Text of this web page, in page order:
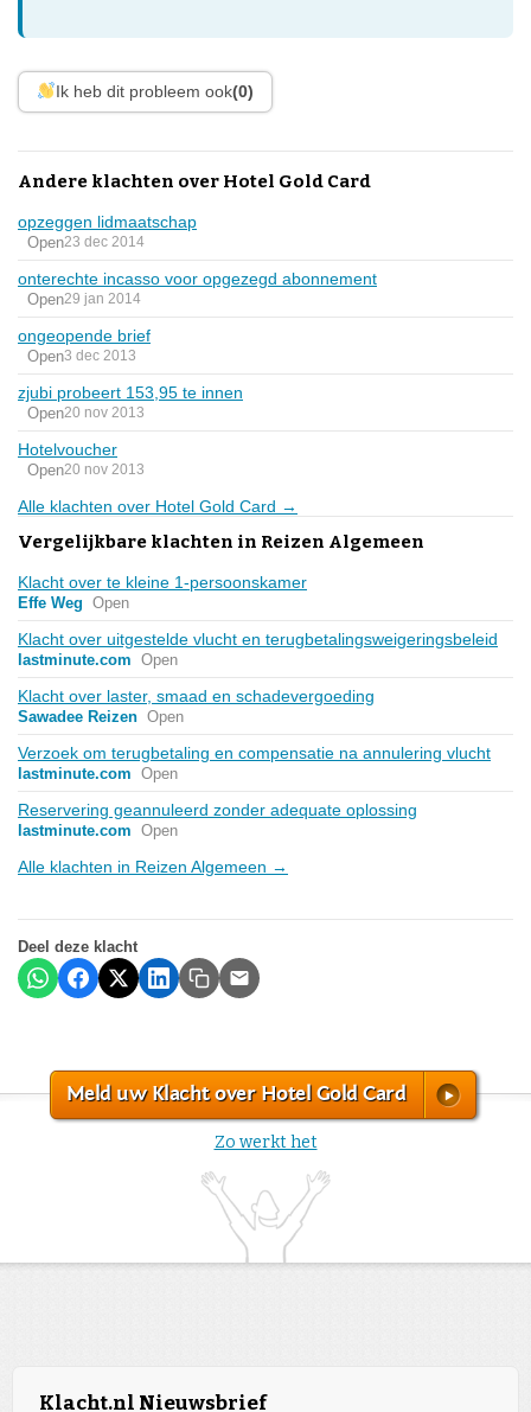
Ik heb dit probleem ook(0)
Andere klachten over Hotel Gold Card
opzeggen lidmaatschap
Open23 dec 2014
onterechte incasso voor opgezegd abonnement
Open29 jan 2014
ongeopende brief
Open3 dec 2013
zjubi probeert 153,95 te innen
Open20 nov 2013
Hotelvoucher
Open20 nov 2013
Alle klachten over Hotel Gold Card →
Vergelijkbare klachten in Reizen Algemeen
Klacht over te kleine 1-persoonskamer
Effe Weg Open
Klacht over uitgestelde vlucht en terugbetalingsweigeringsbeleid
lastminute.com Open
Klacht over laster, smaad en schadevergoeding
Sawadee Reizen Open
Verzoek om terugbetaling en compensatie na annulering vlucht
lastminute.com Open
Reservering geannuleerd zonder adequate oplossing
lastminute.com Open
Alle klachten in Reizen Algemeen →
Deel deze klacht
Meld uw Klacht over Hotel Gold Card
Zo werkt het
Klacht.nl Nieuwsbrief